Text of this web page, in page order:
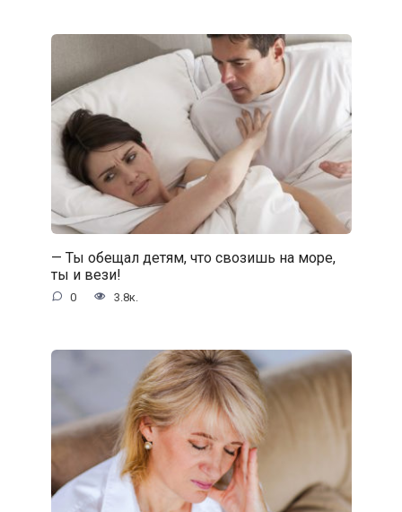
— Ты обещал детям, что свозишь на море,
ты и вези!
0 3.8к.